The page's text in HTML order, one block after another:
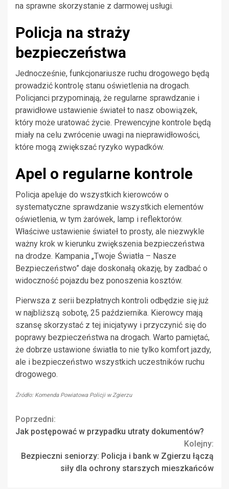
na sprawne skorzystanie z darmowej usługi.
Policja na straży
bezpieczeństwa
Jednocześnie, funkcjonariusze ruchu drogowego będą
prowadzić kontrolę stanu oświetlenia na drogach.
Policjanci przypominają, że regularne sprawdzanie i
prawidłowe ustawienie świateł to nasz obowiązek,
który może uratować życie. Prewencyjne kontrole będą
miały na celu zwrócenie uwagi na nieprawidłowości,
które mogą zwiększać ryzyko wypadków.
Apel o regularne kontrole
Policja apeluje do wszystkich kierowców o
systematyczne sprawdzanie wszystkich elementów
oświetlenia, w tym żarówek, lamp i reflektorów.
Właściwe ustawienie świateł to prosty, ale niezwykle
ważny krok w kierunku zwiększenia bezpieczeństwa
na drodze. Kampania „Twoje Światła – Nasze
Bezpieczeństwo” daje doskonałą okazję, by zadbać o
widoczność pojazdu bez ponoszenia kosztów.
Pierwsza z serii bezpłatnych kontroli odbędzie się już
w najbliższą sobotę, 25 października. Kierowcy mają
szansę skorzystać z tej inicjatywy i przyczynić się do
poprawy bezpieczeństwa na drogach. Warto pamiętać,
że dobrze ustawione światła to nie tylko komfort jazdy,
ale i bezpieczeństwo wszystkich uczestników ruchu
drogowego.
Źródło: Komenda Powiatowa Policji w Zgierzu
Continue
Poprzedni:
Jak postępować w przypadku utraty dokumentów?
Kolejny:
Bezpieczni seniorzy: Policja i bank w Zgierzu łączą
siły dla ochrony starszych mieszkańców